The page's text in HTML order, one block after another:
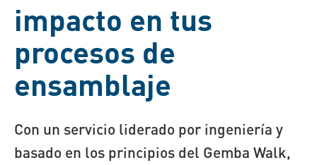
impacto en tus
procesos de
ensamblaje
Con un servicio liderado por ingeniería y
basado en los principios del Gemba Walk,